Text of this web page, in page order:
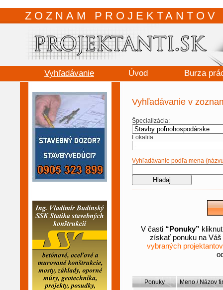
ZOZNAM
Vyhľadávanie Úvod Burza
Vyhľadávanie v
Špecializácia:
Lokalita:
Vyhľadávanie podľa mena
V časti “Ponuky”
získať ponuku na Váš
vybraných projektantov
Ponuky
Meno / Názov